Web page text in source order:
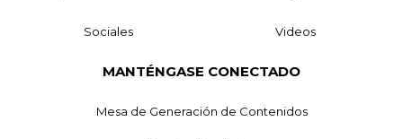
Sociales Videos
MANTÉNGASE CONECTADO
Mesa de Generación de Contenidos